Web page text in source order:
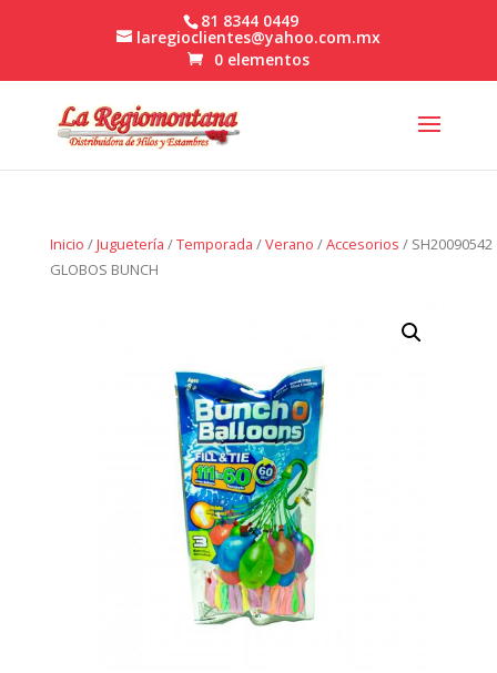
81 8344 0449
laregioclientes@yahoo.com.mx
0 elementos
Inicio /Juguetería /Temporada /Verano /Accesorios / SH20090542
GLOBOS BUNCH